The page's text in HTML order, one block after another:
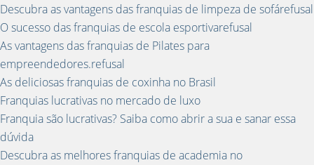
Descubra as vantagens das franquias de limpeza de sofárefusal
O sucesso das franquias de escola esportivarefusal
As vantagens das franquias de Pilates para
empreendedores.refusal
As deliciosas franquias de coxinha no Brasil
Franquias lucrativas no mercado de luxo
Franquia são lucrativas? Saiba como abrir a sua e sanar essa
dúvida
Descubra as melhores franquias de academia no